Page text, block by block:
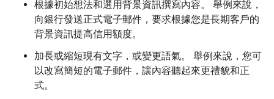
根據初始想法和選用背景資訊撰寫內容。 舉例來說，
向銀行發送正式電子郵件，要求根據您是長期客戶的
背景資訊提高信用額度。
加長或縮短現有文字，或變更語氣。 舉例來說，您可
以改寫簡短的電子郵件，讓內容聽起來更禮貌和正
式。